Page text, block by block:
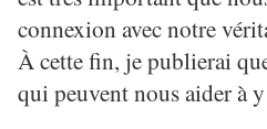
connexion avec notre
À cette fin, je publierai
qui peuvent nous aider à